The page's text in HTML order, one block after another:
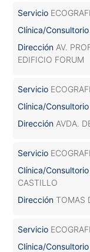
Servicio
Clínica/Consultorio
Dirección AV.
EDIFICIO FORUM
Servicio
Clínica/Consultorio
Dirección AVDA.
Servicio
Clínica/Consultorio
CASTILLO
Dirección TOMAS
Servicio
Clínica/Consultorio